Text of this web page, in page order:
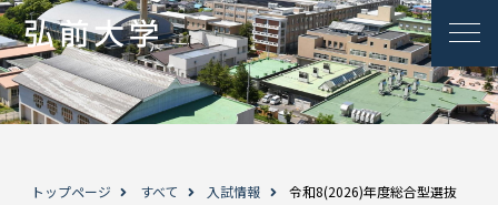
トップページ すべて 入試情報
令和8(2026)年度総合型選抜